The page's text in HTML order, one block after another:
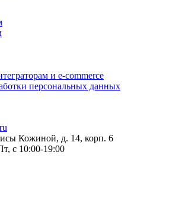
и e-commerce
персональных данных
Кожиной, д. 14, корп. 6
с 10:00-19:00